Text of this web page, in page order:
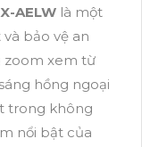
AELW là một
bảo vệ an
zoom xem từ
hồng ngoại
trong không
nổi bật của